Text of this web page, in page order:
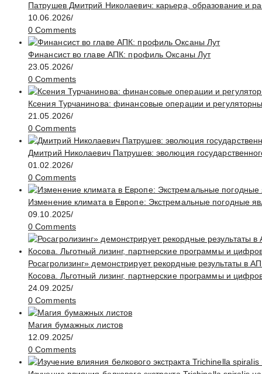
Патрушев Дмитрий Николаевич: карьера, образование и
10.06.2026/
0 Comments
Финансист во главе АПК: профиль Оксаны Лут
23.05.2026/
0 Comments
Ксения Турчанинова: финансовые операции и
21.05.2026/
0 Comments
Дмитрий Николаевич Патрушев: эволюция
01.02.2026/
0 Comments
Изменение климата в Европе: Экстремальные погодные
09.10.2025/
0 Comments
Росагролизинг» демонстрирует рекордные результаты в
Косова. Льготный лизинг, партнерские программы и
24.09.2025/
0 Comments
Магия бумажных листов
12.09.2025/
0 Comments